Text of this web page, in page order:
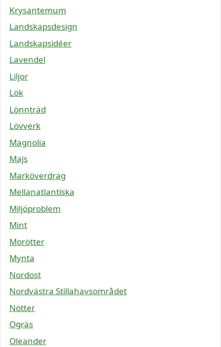
Krysantemum
Landskapsdesign
Landskapsidéer
Lavendel
Liljor
Lök
Lönnträd
Lövverk
Magnolia
Majs
Marköverdrag
Mellanatlantiska
Miljöproblem
Mint
Morötter
Mynta
Nordost
Nordvästra Stillahavsområdet
Nötter
Ogräs
Oleander